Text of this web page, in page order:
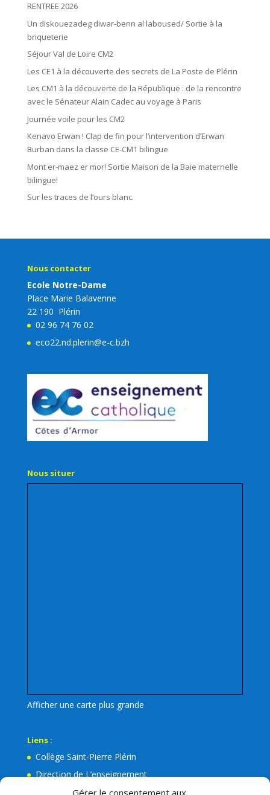
Gérer le consentement aux
RENTREE 2026
Un diskouezadeg diwar-benn al laboused/ Sortie à la
briqueterie
Séjour Val de Loire CM2
Les CE1 à la découverte des secrets de La Poste de Plérin
Les CM1 à la découverte de la République : de la rencontre
avec le Sénateur Alain Cadec au voyage à Paris
Journée voile pour les CM2
Kenavo Erwan ! Clap de fin pour l’intervention d’Erwan
Burban dans la classe CE-CM1 bilingue
Mont er-maez er mor! Sortie Maison de la Baie maternelle
bilingue!
Sur les traces de l’ours blanc.
Nous contacter
Ecole Notre-Dame
Place Marie Balavenne
22 190 Plérin
02 96 74 76 02
eco22.nd.plerin@e-c.bzh
Nous situer
Afficher une carte plus grande
Liens :
Collège Saint-Pierre Plérin
Direction de L’enseignement
La Mairie de Plérin